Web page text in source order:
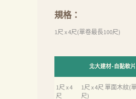
規格：
1尺 x 4尺(單卷最長100尺)
北大建材-自黏軟片
1尺 x 4
尺
1尺 x 4尺 單面木紋(
尺)